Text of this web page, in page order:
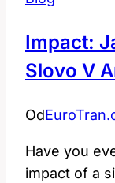
Impact:
Slovo V
Od
Have you
impact of a